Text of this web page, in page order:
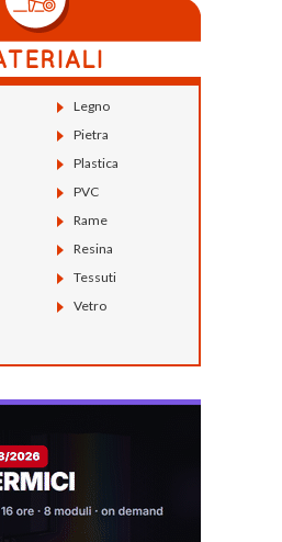
Legno
Pietra
Plastica
PVC
Rame
Resina
Tessuti
Vetro